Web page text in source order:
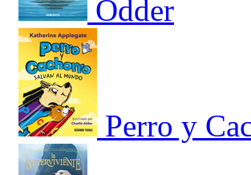
Odder
Perro y